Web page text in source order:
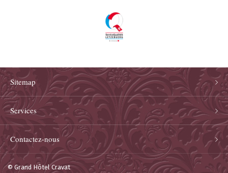
Sitemap
Services
Contactez-nous
© Grand Hôtel Cravat